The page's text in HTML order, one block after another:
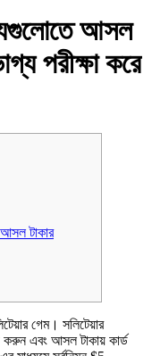
আসল
পরীক্ষা করে
আসল টাকার
গেম। সলিটেয়ার
করুন এবং আসল টাকায় কার্ড